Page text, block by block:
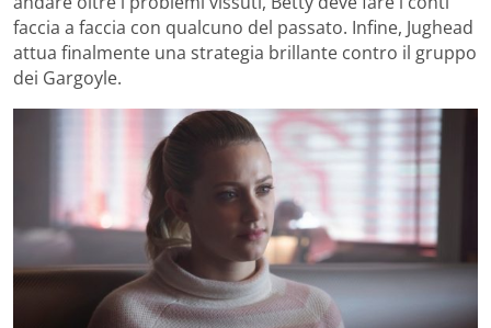
faccia a faccia con qualcuno del passato. Infine, Jughead
attua finalmente una strategia brillante contro il gruppo
dei Gargoyle.